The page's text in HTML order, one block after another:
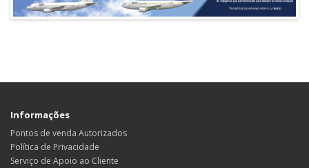
Informações
Pontos de venda Autorizados
Política de Privacidade
Serviço de Apoio ao Cliente